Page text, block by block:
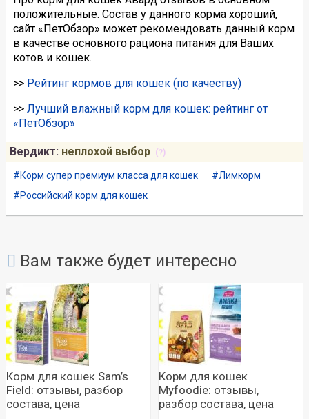
положительные. Состав у данного корма хороший,
сайт «ПетОбзор» может рекомендовать данный корм
в качестве основного рациона питания для Ваших
котов и кошек.
>> Рейтинг кормов для кошек (по качеству)
>> Лучший влажный корм для кошек: рейтинг от
«ПетОбзор»
Вердикт: неплохой выбор (?)
Корм супер премиум класса для кошек
Лимкорм
Российский корм для кошек
Вам также будет интересно
Корм для кошек Sam’s
Field: отзывы, разбор
состава, цена
Корм для кошек
Myfoodie: отзывы,
разбор состава, цена